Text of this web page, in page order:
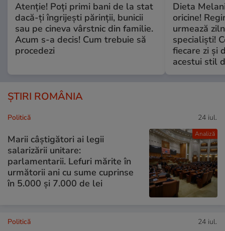
Atenție! Poți primi bani de la stat
dacă-ți îngrijești părinții, bunicii
sau pe cineva vârstnic din familie.
Acum s-a decis! Cum trebuie să
procedezi
Dieta
oricine!
urmează
specialiști!
fiecare zi și
acestui stil
ȘTIRI ROMÂNIA
Analiză
Politică 24 iul.
Marii câștigători ai legii
salarizării unitare:
parlamentarii. Lefuri mărite în
următorii ani cu sume cuprinse
în 5.000 și 7.000 de lei
Politică 24 iul.